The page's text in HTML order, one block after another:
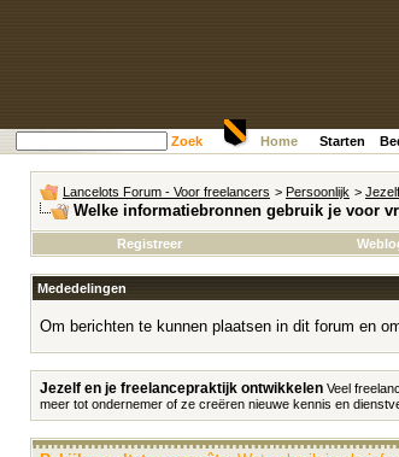
Zoek Home Starten
Lancelots Forum - Voor freelancers > Persoonlijk >
Welke informatiebronnen gebruik je voor
Registreer
Mededelingen
Om berichten te kunnen plaatsen in dit forum en
Jezelf en je freelancepraktijk ontwikkelen Veel
meer tot ondernemer of ze creëren nieuwe kennis en